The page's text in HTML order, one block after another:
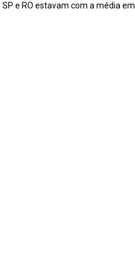
e RO estavam com a média em